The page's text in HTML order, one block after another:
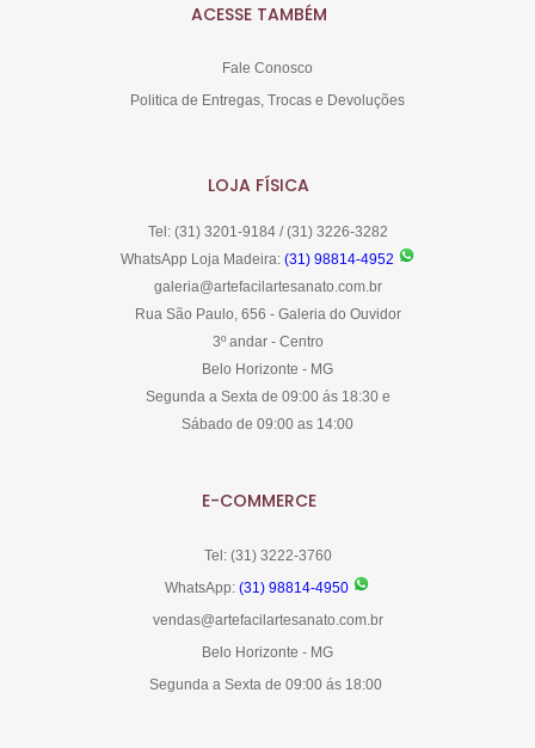
ACESSE TAMBÉM
Fale Conosco
Politica de Entregas, Trocas e Devoluções
LOJA FÍSICA
Tel: (31) 3201-9184 / (31) 3226-3282
WhatsApp Loja Madeira: (31) 98814-4952
galeria@artefacilartesanato.com.br
Rua São Paulo, 656 - Galeria do Ouvidor
3º andar - Centro
Belo Horizonte - MG
Segunda a Sexta de 09:00 ás 18:30 e
Sábado de 09:00 as 14:00
E-COMMERCE
Tel: (31) 3222-3760
WhatsApp: (31) 98814-4950
vendas@artefacilartesanato.com.br
Belo Horizonte - MG
Segunda a Sexta de 09:00 ás 18:00